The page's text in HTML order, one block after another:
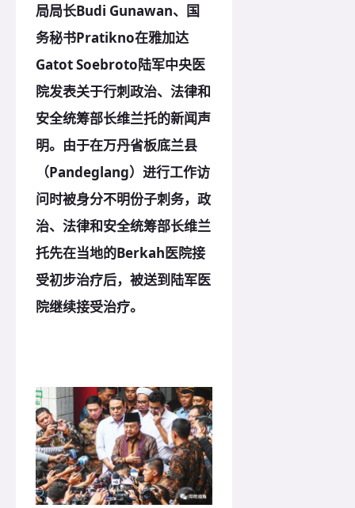
局局长Budi Gunawan、国
务秘书Pratikno在雅加达
Gatot Soebroto陆军中央医
院发表关于行刺政治、法律和
安全统筹部长维兰托的新闻声
明。由于在万丹省板底兰县
（Pandeglang）进行工作访
问时被身分不明份子刺务，政
治、法律和安全统筹部长维兰
托先在当地的Berkah医院接
受初步治疗后，被送到陆军医
院继续接受治疗。